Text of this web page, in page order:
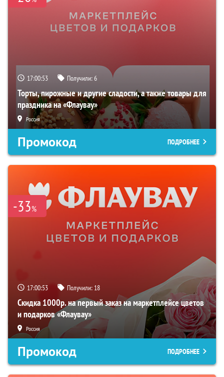
17:00:52 Получили:6
Торты, пирожные и другие сладости, а также товары для
праздника на «Флаувау»
Россия
Промокод ПОДРОБНЕЕ
-33%
17:00:52 Получили: 18
Скидка 1000р. на первый заказ на маркетплейсе цветов
и подарков «Флаувау»
Россия
Промокод ПОДРОБНЕЕ